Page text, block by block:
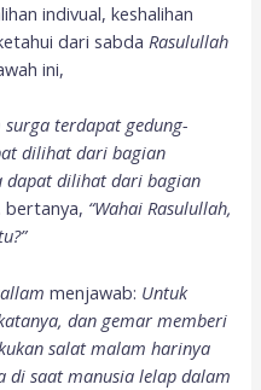
indivual, keshalihan
dari sabdaRasulullah
ini,
surga terdapat gedung-
dilihat dari bagian
dapat dilihat dari bagian
bertanya, “Wahai Rasulullah,
menjawab: Untuk
dan gemar memberi
salat malam harinya
di saat manusia lelap dalam